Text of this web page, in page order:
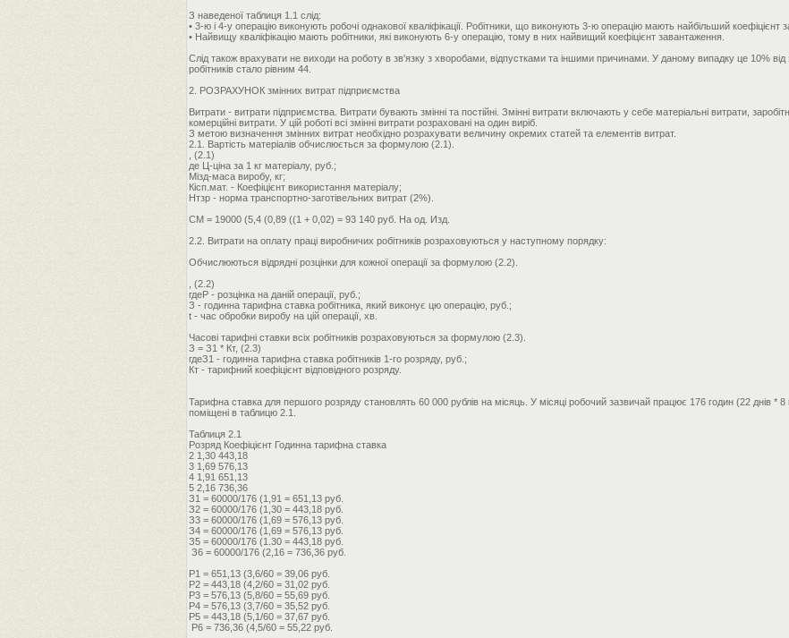
З наведеної таблиця 1.1 слід:
• 3-ю і 4-у операцію виконують робочі однакової кваліфікації. Робітники, що виконують 3-ю операцію мають найбільший
• Найвищу кваліфікацію мають робітники, які виконують 6-у операцію, тому в них найвищий коефіцієнт завантаження.
Слід також врахувати не виходи на роботу в зв'язку з хворобами, відпустками та іншими причинами. У даному випадку це 10% від
робітників стало рівним 44.
2. РОЗРАХУНОК змінних витрат підприємства
Витрати - витрати підприємства. Витрати бувають змінні та постійні. Змінні витрати включають у себе матеріальні витрати,
комерційні витрати. У цій роботі всі змінні витрати розраховані на один виріб.
З метою визначення змінних витрат необхідно розрахувати величину окремих статей та елементів витрат.
2.1. Вартість матеріалів обчислюється за формулою (2.1).
, (2.1)
де Ц-ціна за 1 кг матеріалу, руб.;
Мізд-маса виробу, кг;
Кісп.мат. - Коефіцієнт використання матеріалу;
Нтзр - норма транспортно-заготівельних витрат (2%).
СМ = 19000 (5,4 (0,89 ((1 + 0,02) = 93 140 руб. На од. Изд.
2.2. Витрати на оплату праці виробничих робітників розраховуються у наступному порядку:
Обчислюються відрядні розцінки для кожної операції за формулою (2.2).
, (2.2)
гдеР - розцінка на даній операції, руб.;
З - годинна тарифна ставка робітника, який виконує цю операцію, руб.;
t - час обробки виробу на цій операції, хв.
Часові тарифні ставки всіх робітників розраховуються за формулою (2.3).
З = З1 * Кт, (2.3)
гдеЗ1 - годинна тарифна ставка робітників 1-го розряду, руб.;
Кт - тарифний коефіцієнт відповідного розряду.
Тарифна ставка для першого розряду становлять 60 000 рублів на місяць. У місяці робочий зазвичай працює 176 годин (22 днів * 8
поміщені в таблицю 2.1.
Таблиця 2.1
Розряд Коефіцієнт Годинна тарифна ставка
2 1,30 443,18
3 1,69 576,13
4 1,91 651,13
5 2,16 736,36
З1 = 60000/176 (1,91 = 651,13 руб.
З2 = 60000/176 (1,30 = 443,18 руб.
З3 = 60000/176 (1,69 = 576,13 руб.
З4 = 60000/176 (1,69 = 576,13 руб.
З5 = 60000/176 (1.30 = 443,18 руб.
З6 = 60000/176 (2,16 = 736,36 руб.
Р1 = 651,13 (3,6/60 = 39,06 руб.
Р2 = 443,18 (4,2/60 = 31,02 руб.
Р3 = 576,13 (5,8/60 = 55,69 руб.
Р4 = 576,13 (3,7/60 = 35,52 руб.
P5 = 443,18 (5,1/60 = 37,67 руб.
P6 = 736,36 (4,5/60 = 55,22 руб.